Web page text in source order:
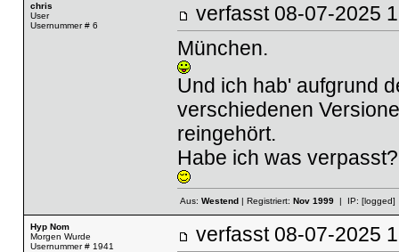
chris
User
Usernummer # 6
verfasst 08-07-
München.
Und ich hab' aufgrund
verschiedenen
reingehört.
Habe ich was verpasst?
Aus: Westend| Registriert: Nov 1999| IP: [logged]
Hyp Nom
Morgen Wurde
Usernummer # 1941
verfasst 08-07-